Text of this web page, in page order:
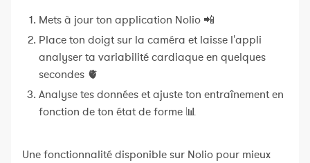
Mets à jour ton application Nolio 📲
Place ton doigt sur la caméra et laisse l'appli
analyser ta variabilité cardiaque en quelques
secondes 🫀
Analyse tes données et ajuste ton entraînement en
fonction de ton état de forme 📊
Une fonctionnalité disponible sur Nolio pour mieux